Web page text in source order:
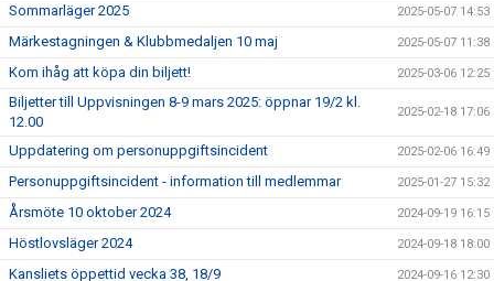
Sommarläger 2025 2025-05-07 14:53
Märkestagningen & Klubbmedaljen 10 maj 2025-05-07 11:38
Kom ihåg att köpa din biljett! 2025-03-06 12:25
Biljetter till Uppvisningen 8-9 mars 2025: öppnar 19/2 kl.
12.00
2025-02-18 17:06
Uppdatering om personuppgiftsincident 2025-02-06 16:49
Personuppgiftsincident - information till medlemmar 2025-01-27 15:32
Årsmöte 10 oktober 2024 2024-09-19 16:15
Höstlovsläger 2024 2024-09-18 18:00
Kansliets öppettid vecka 38, 18/9 2024-09-16 12:30